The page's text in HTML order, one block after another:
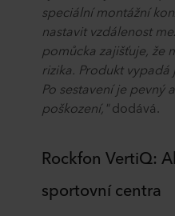
speciální montážní
nastavit vzdálenost
pomůcka zajišťuje, že
rizika. Produkt vypadá
Po sestavení je pevný
poškození,"dodává.
Rockfon VertiQ:
sportovní centra